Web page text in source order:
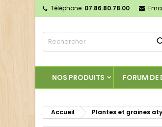
Téléphone: 07.86.80.78.00
NOS PRODUITS FORUM DE
Accueil Plantes et graines